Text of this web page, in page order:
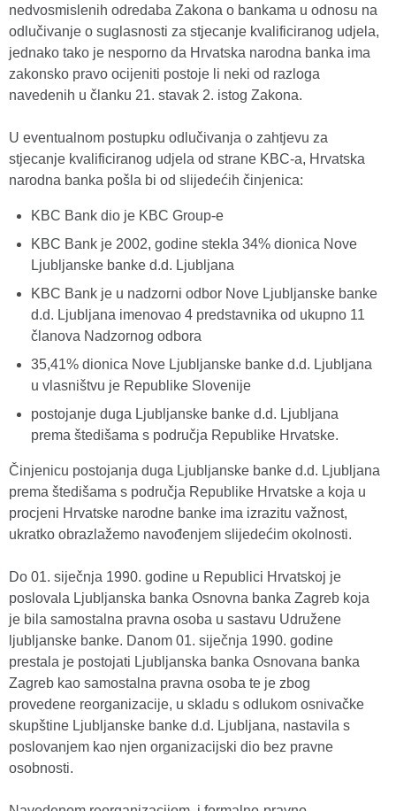
nedvosmislenih odredaba Zakona o bankama u odnosu na
odlučivanje o suglasnosti za stjecanje kvalificiranog udjela,
jednako tako je nesporno da Hrvatska narodna banka ima
zakonsko pravo ocijeniti postoje li neki od razloga
navedenih u članku 21. stavak 2. istog Zakona.
U eventualnom postupku odlučivanja o zahtjevu za
stjecanje kvalificiranog udjela od strane KBC-a, Hrvatska
narodna banka pošla bi od slijedećih činjenica:
KBC Bank dio je KBC Group-e
KBC Bank je 2002, godine stekla 34% dionica Nove
Ljubljanske banke d.d. Ljubljana
KBC Bank je u nadzorni odbor Nove Ljubljanske banke
d.d. Ljubljana imenovao 4 predstavnika od ukupno 11
članova Nadzornog odbora
35,41% dionica Nove Ljubljanske banke d.d. Ljubljana
u vlasništvu je Republike Slovenije
postojanje duga Ljubljanske banke d.d. Ljubljana
prema štedišama s područja Republike Hrvatske.
Činjenicu postojanja duga Ljubljanske banke d.d. Ljubljana
prema štedišama s područja Republike Hrvatske a koja u
procjeni Hrvatske narodne banke ima izrazitu važnost,
ukratko obrazlažemo navođenjem slijedećim okolnosti.
Do 01. siječnja 1990. godine u Republici Hrvatskoj je
poslovala Ljubljanska banka Osnovna banka Zagreb koja
je bila samostalna pravna osoba u sastavu Udružene
ljubljanske banke. Danom 01. siječnja 1990. godine
prestala je postojati Ljubljanska banka Osnovana banka
Zagreb kao samostalna pravna osoba te je zbog
provedene reorganizacije, u skladu s odlukom osnivačke
skupštine Ljubljanske banke d.d. Ljubljana, nastavila s
poslovanjem kao njen organizacijski dio bez pravne
osobnosti.